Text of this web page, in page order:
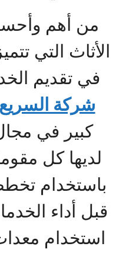
من أهم
الأثاث التي
في تقديم
شركة السريع
كبير في
لديها كل
باستخدام
قبل أداء
استخدام